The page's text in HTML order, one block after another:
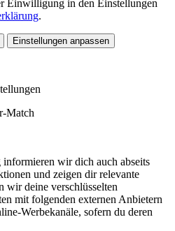
Einwilligung in den Einstellungen
.
Einstellungen anpassen
Match
wir dich auch abseits
und zeigen dir relevante
wir deine verschlüsselten
mit folgenden externen Anbietern
Werbekanäle, sofern du deren